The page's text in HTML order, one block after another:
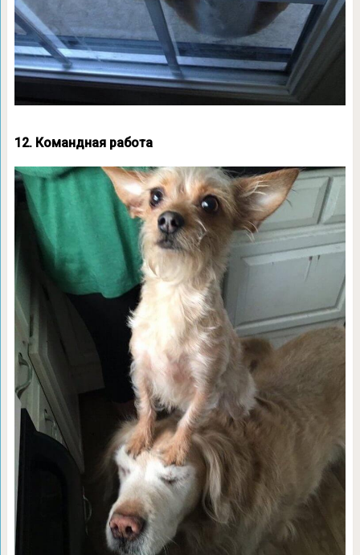
12. Командная работа